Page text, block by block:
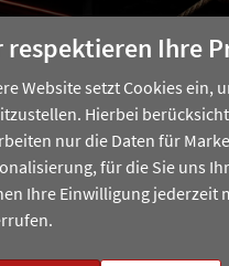
respektieren Ihre
Website setzt Cookies ein,
Hierbei
nur die Daten für
für die Sie uns
Ihre Einwilligung jederzeit